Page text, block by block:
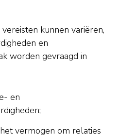
kunnen variëren,
en
worden gevraagd in
en
vermogen om relaties